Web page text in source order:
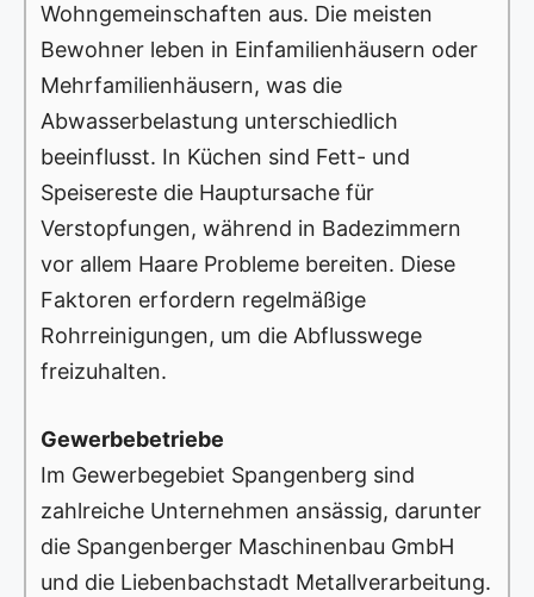
Wohngemeinschaften aus. Die meisten
Bewohner leben in Einfamilienhäusern oder
Mehrfamilienhäusern, was die
Abwasserbelastung unterschiedlich
beeinflusst. In Küchen sind Fett- und
Speisereste die Hauptursache für
Verstopfungen, während in Badezimmern
vor allem Haare Probleme bereiten. Diese
Faktoren erfordern regelmäßige
Rohrreinigungen, um die Abflusswege
freizuhalten.
Gewerbebetriebe
Im Gewerbegebiet Spangenberg sind
zahlreiche Unternehmen ansässig, darunter
die Spangenberger Maschinenbau GmbH
und die Liebenbachstadt Metallverarbeitung.